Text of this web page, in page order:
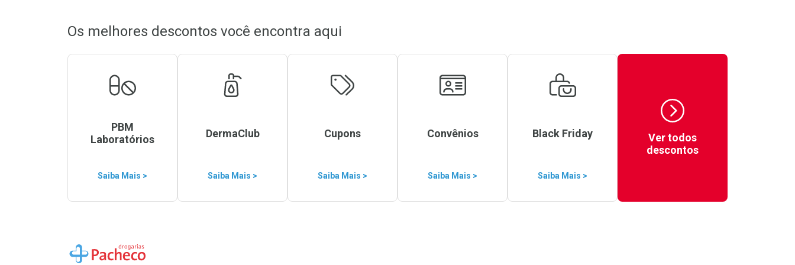
Os melhores descontos você encontra aqui
PBM
Laboratórios
Saiba Mais >
DermaClub
Saiba Mais >
Cupons
Saiba Mais >
Convênios
Saiba Mais >
Black Friday
Saiba Mais >
Ver todos
descontos
Ir para a Home